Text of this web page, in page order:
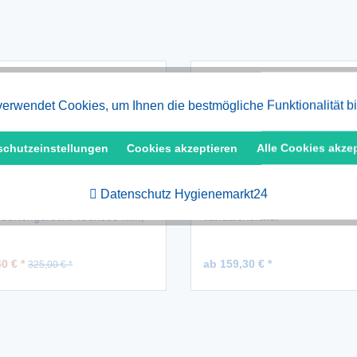
€ * 325,00 € *
Edelstahl Spiegel 900x400
vandalensicher
ab 159,30 € *
Cookies, um Ihnen die bestmögliche Funktionalität
Cookies akzeptieren Alle Cookies
Datenschutz Hygienemarkt24